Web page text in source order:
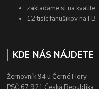
zakladáme si na kvalite
12 tisíc fanušikov na FB
KDE NÁS NÁJDETE
Žernovník 94 u Černé Hory